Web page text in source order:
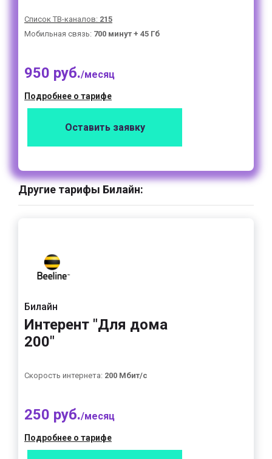
Список ТВ-каналов: 215
Мобильная связь: 700 минут + 45 Гб
950 руб./месяц
Подробнее о тарифе
Оставить заявку
Другие тарифы Билайн:
Билайн
Интерент "Для дома
200"
Скорость интернета: 200 Мбит/с
250 руб./месяц
Подробнее о тарифе